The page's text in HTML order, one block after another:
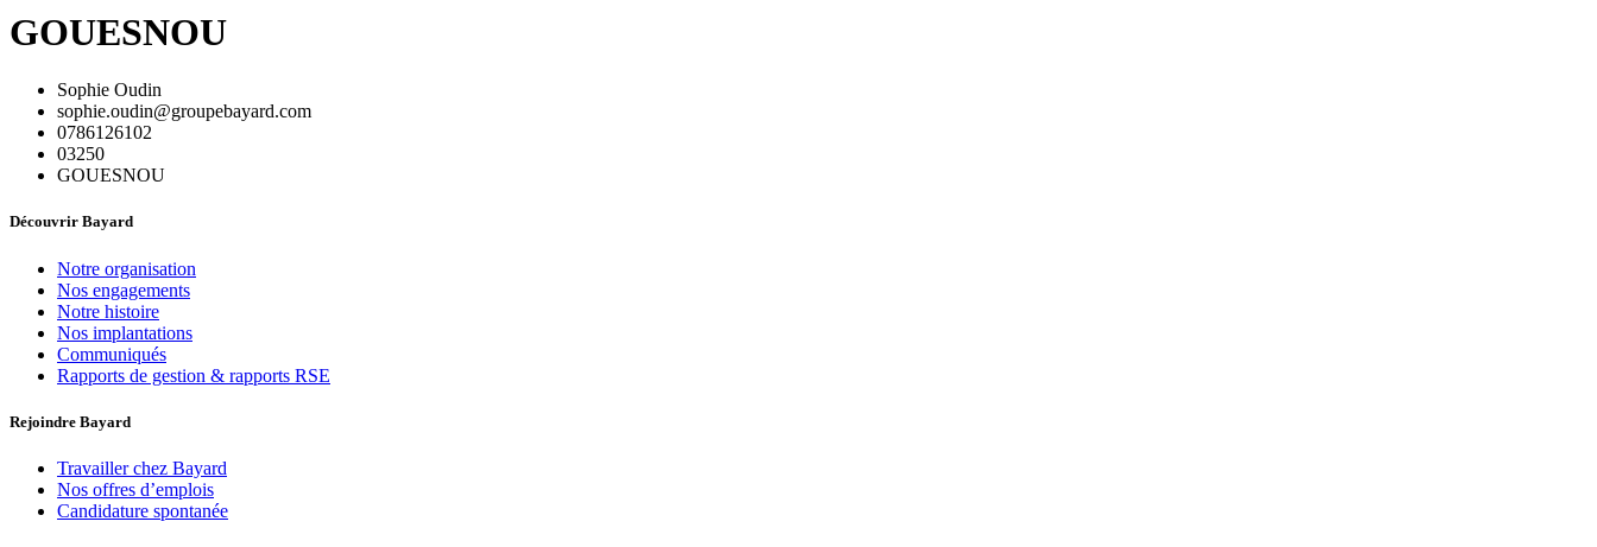
GOUESNOU
Sophie Oudin
sophie.oudin@groupebayard.com
0786126102
03250
GOUESNOU
Découvrir Bayard
Notre organisation
Nos engagements
Notre histoire
Nos implantations
Communiqués
Rapports de gestion & rapports RSE
Rejoindre Bayard
Travailler chez Bayard
Nos offres d’emplois
Candidature spontanée